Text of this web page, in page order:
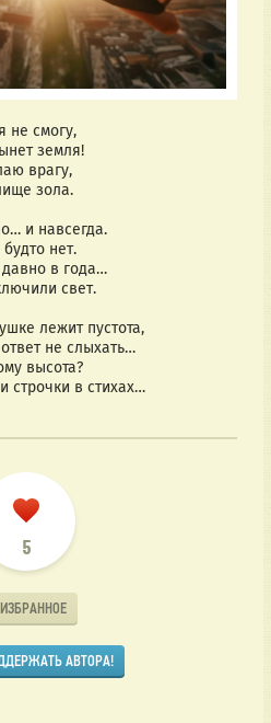
не смогу,
земля!
врагу,
зола.
и навсегда.
нет.
в года…
свет.
лежит пустота,
не слыхать…
высота?
строчки в стихах…
5
АВТОРА!